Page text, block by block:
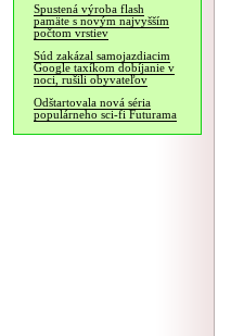
Spustená výroba flash
pamäte s novým najvyšším
počtom vrstiev
Súd zakázal samojazdiacim
Google taxíkom dobíjanie v
noci, rušili obyvateľov
Odštartovala nová séria
populárneho sci-fi Futurama